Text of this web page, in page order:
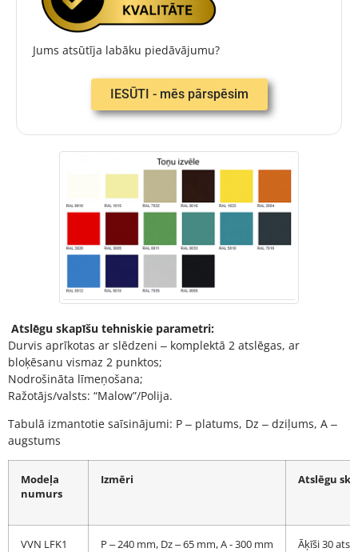
Jums atsūtīja labāku piedāvājumu?
IESŪTI - mēs pārspēsim
Atslēgu skapīšu tehniskie parametri:
Durvis aprīkotas ar slēdzeni ‒ komplektā 2 atslēgas, ar
bloķēsanu vismaz 2 punktos;
Nodrošināta līmeņošana;
Ražotājs/valsts: “Malow”/Polija.
Tabulā izmantotie saīsinājumi: P ‒ platums, Dz ‒ dziļums, A ‒
augstums
Modeļa
numurs
Izmēri Atslēgu
VVN LFK1 P ‒ 240 mm, Dz ‒ 65 mm, A - 300 mm Āķīši 30